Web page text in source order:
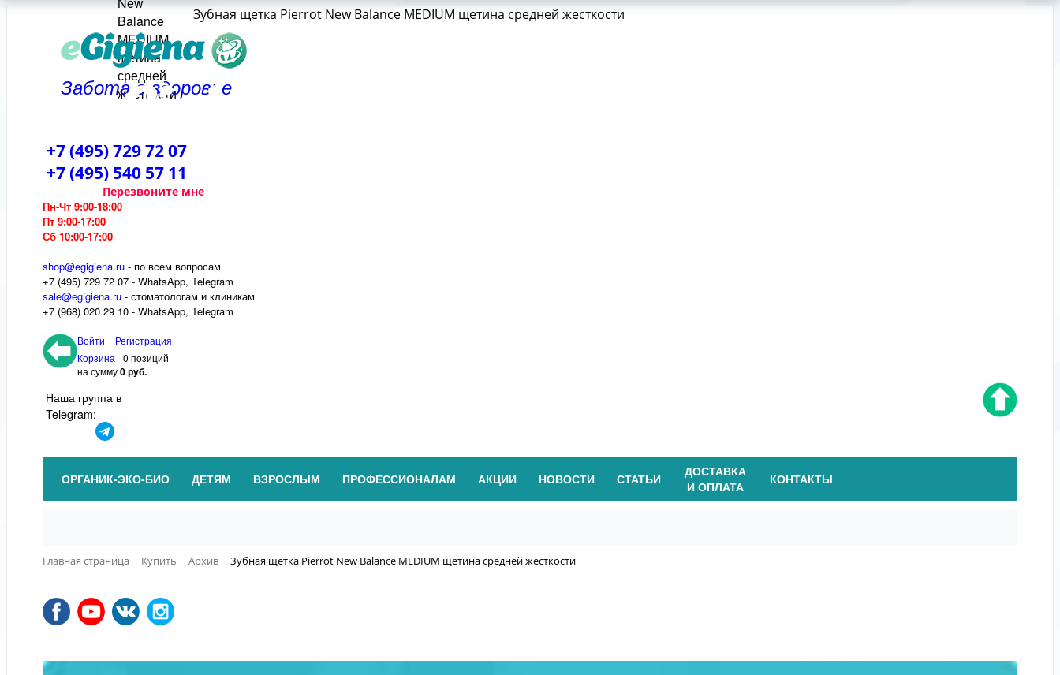
Забота о здоровье
+7 (495) 729 72 07
+7 (495) 540 57 11
Перезвоните мне
Пн-Чт 9:00-18:00
Пт 9:00-17:00
Сб 10:00-17:00
shop@egigiena.ru - по всем вопросам
‎+7 (495) 729 72 07 - WhatsApp, Telegram
sale@egigiena.ru - стоматологам и клиникам
+7 (968) 020 29 10 - WhatsApp, Telegram
Войти
Регистрация
Корзина
0 позиций
на сумму0 руб.
Наша группа в
Telegram:
ОРГАНИК-ЭКО-БИО ДЕТЯМ ВЗРОСЛЫМ ПРОФЕССИОНАЛАМ АКЦИИ НОВОСТИ СТАТЬИ
ДОСТАВКА
И ОПЛАТА
КОНТАКТЫ
Главная страница Купить Архив Зубная щетка Pierrot New Balance MEDIUM щетина средней жесткости
Зубная щетка Pierrot New Balance MEDIUM щетина средней жесткости